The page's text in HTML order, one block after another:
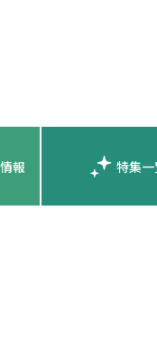
報 特集一